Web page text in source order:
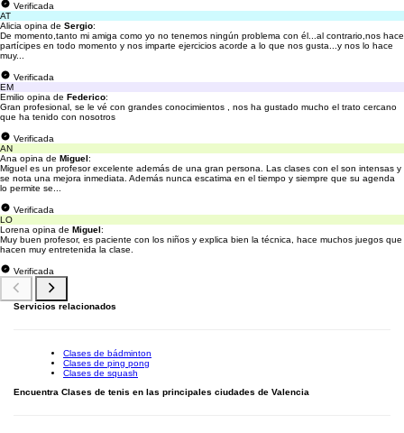
Verificada
AT
Alicia opina de Sergio:
De momento,tanto mi amiga como yo no tenemos ningún problema con él...al contrario,nos hace
partícipes en todo momento y nos imparte ejercicios acorde a lo que nos gusta...y nos lo hace
muy...
Verificada
EM
Emilio opina de Federico:
Gran profesional, se le vé con grandes conocimientos , nos ha gustado mucho el trato cercano
que ha tenido con nosotros
Verificada
AN
Ana opina de Miguel:
Miguel es un profesor excelente además de una gran persona. Las clases con el son intensas y
se nota una mejora inmediata. Además nunca escatima en el tiempo y siempre que su agenda
lo permite se...
Verificada
LO
Lorena opina de Miguel:
Muy buen profesor, es paciente con los niños y explica bien la técnica, hace muchos juegos que
hacen muy entretenida la clase.
Verificada
Servicios relacionados
Clases de bádminton
Clases de ping pong
Clases de squash
Encuentra Clases de tenis en las principales ciudades de Valencia